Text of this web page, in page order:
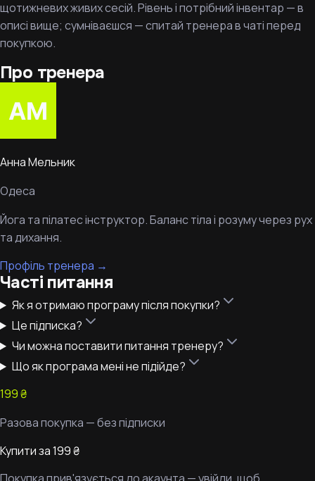
щотижневих живих сесій. Рівень і потрібний інвентар — в
описі вище; сумніваєшся — спитай тренера в чаті перед
покупкою.
Про тренера
Анна Мельник
Одеса
Йога та пілатес інструктор. Баланс тіла і розуму через рух
та дихання.
Профіль тренера →
Часті питання
Як я отримаю програму після покупки?
Це підписка?
Чи можна поставити питання тренеру?
Що як програма мені не підійде?
199 ₴
Разова покупка — без підписки
Купити за 199 ₴